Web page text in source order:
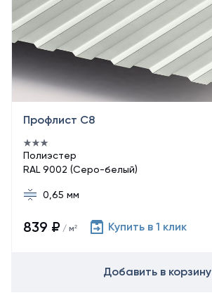
Профлист С8
Полиэстер
RAL 9002 (Серо-белый)
0,65 мм
839 ₽ / м² Купить в 1 клик
Добавить в корзину